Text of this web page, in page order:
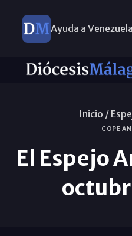
Ayuda a Venezuela
Inicio /
COPE
El Espejo